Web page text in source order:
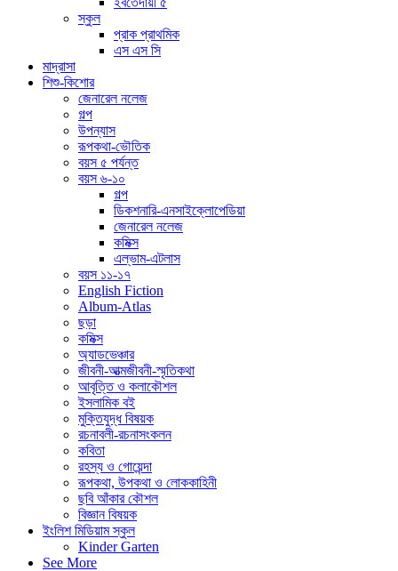
স্কুল
প্রাক প্রাথমিক
এস এস সি
মাদ্রাসা
শিশু-কিশোর
জেনারেল নলেজ
গল্প
উপন্যাস
রূপকথা-ভৌতিক
বয়স ৫ পর্যন্ত
বয়স ৬-১০
গল্প
ডিকশনারি-এনসাইক্লোপেডিয়া
জেনারেল নলেজ
কমিক্স
এল্ভাম-এটলাস
বয়স ১১-১৭
English Fiction
Album-Atlas
ছড়া
কমিক্স
অ্যাডভেঞ্চার
জীবনী-আত্মজীবনী-স্মৃতিকথা
আবৃত্তি ও কলাকৌশল
ইসলামিক বই
মুক্তিযুদ্ধ বিষয়ক
রচনাবলী-রচনাসংকলন
কবিতা
রহস্য ও গোয়েন্দা
রূপকথা, উপকথা ও লোককাহিনী
ছবি আঁকার কৌশল
বিজ্ঞান বিষয়ক
ইংলিশ মিডিয়াম স্কুল
Kinder Garten
See More